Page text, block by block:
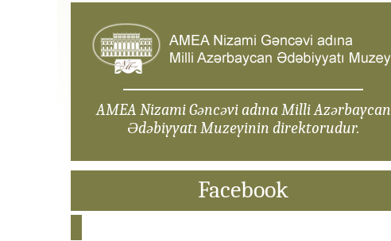
AMEA Nizami Gəncəvi adına Milli Azərbaycan
Ədəbiyyatı Muzeyinin direktorudur.
Facebook